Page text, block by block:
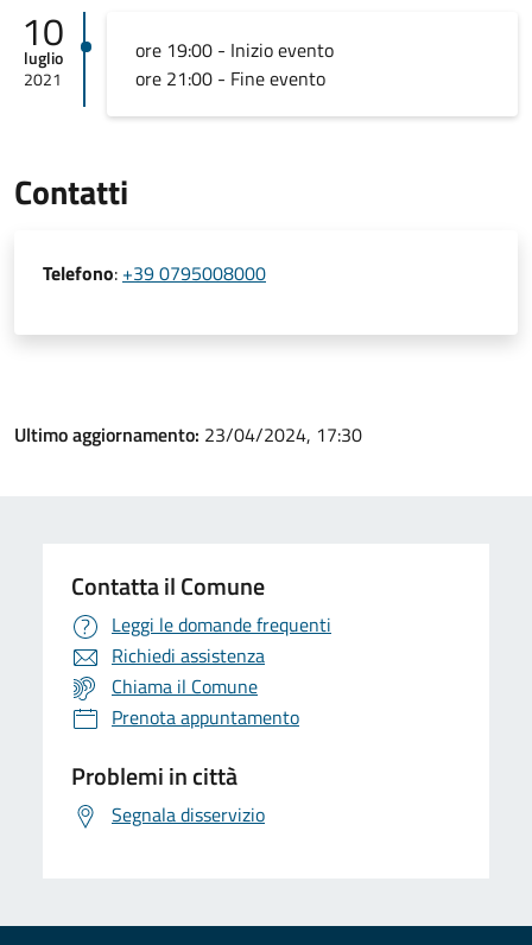
10
luglio
2021
ore 19:00 - Inizio evento
ore 21:00 - Fine evento
Contatti
Telefono: +39 0795008000
Ultimo aggiornamento: 23/04/2024, 17:30
Contatta il Comune
Leggi le domande frequenti
Richiedi assistenza
Chiama il Comune
Prenota appuntamento
Problemi in città
Segnala disservizio